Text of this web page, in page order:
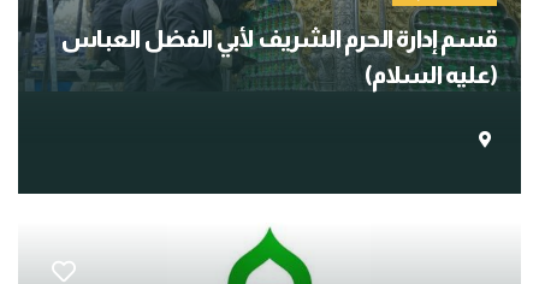
قسم إدارة الحرم الشريف لأبي الفضل العباس
(عليه السلام)